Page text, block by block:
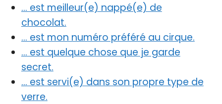
… est meilleur(e) nappé(e) de
chocolat.
… est mon numéro préféré au cirque.
… est quelque chose que je garde
secret.
… est servi(e) dans son propre type de
verre.